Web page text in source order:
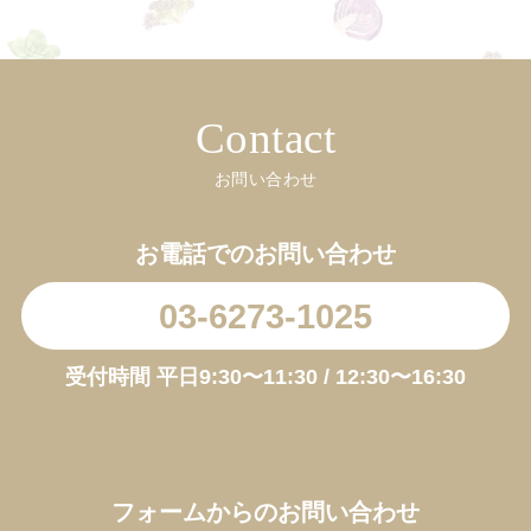
Contact
お問い合わせ
お電話でのお問い合わせ
03-6273-1025
受付時間 平日9:30〜11:30 / 12:30〜16:30
フォームからのお問い合わせ